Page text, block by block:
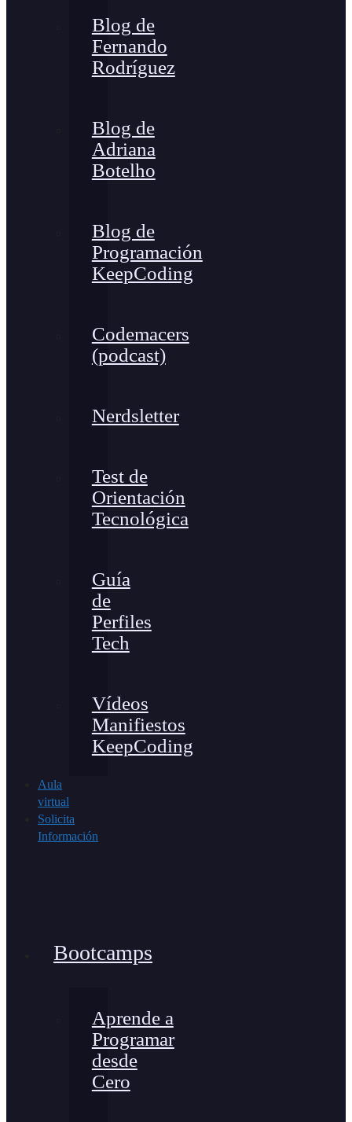
Blog de
Fernando
Rodríguez
Blog de
Adriana
Botelho
Blog de
Programación
KeepCoding
Codemacers
(podcast)
Nerdsletter
Test de
Orientación
Tecnológica
Guía
de
Perfiles
Tech
Vídeos
Manifiestos
KeepCoding
Aula
virtual
Solicita
Información
Bootcamps
Aprende a
Programar
desde
Cero